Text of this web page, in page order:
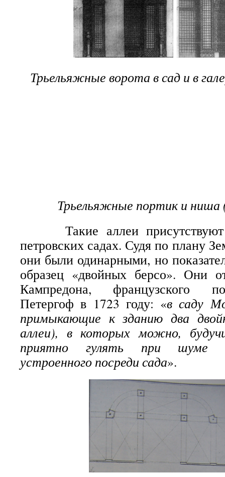
Трьельяжные ворота в сад и в
Трьельяжные портик и
Такие аллеи присутствуют
петровских садах. Судя по плану
они были одинарными, но
образец «двойных берсо». Они
Кампредона, французского
Петергоф в 1723 году: «в саду
примыкающие к зданию два
аллеи), в которых можно,
приятно гулять при шуме
устроенного посреди сада».